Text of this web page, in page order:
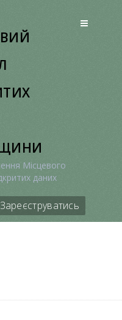
Місцевого
даних
Зареєструватись